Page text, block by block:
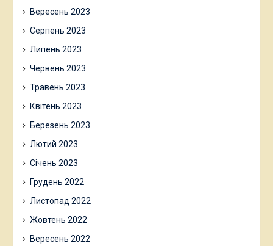
Вересень 2023
Серпень 2023
Липень 2023
Червень 2023
Травень 2023
Квітень 2023
Березень 2023
Лютий 2023
Січень 2023
Грудень 2022
Листопад 2022
Жовтень 2022
Вересень 2022